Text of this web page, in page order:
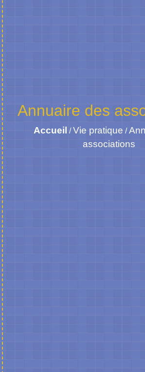
Annuaire des
Accueil /Vie pratique /
associations